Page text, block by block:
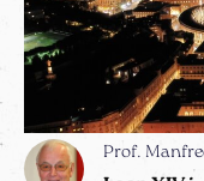
Prof.